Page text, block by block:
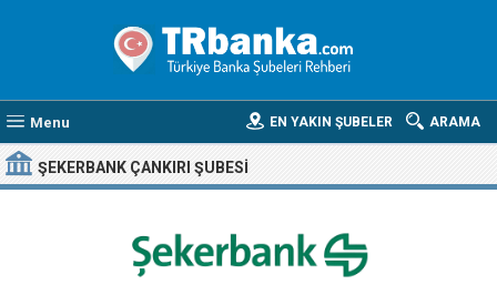
Menu ARAMA
EN YAKIN ŞUBELER
ŞEKERBANK ÇANKIRI ŞUBESI